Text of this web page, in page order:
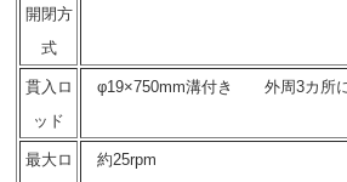
開閉方
式
貫入ロ
ッド
φ19×750mm溝付き 外周3カ所に
最大ロ
約25rpm